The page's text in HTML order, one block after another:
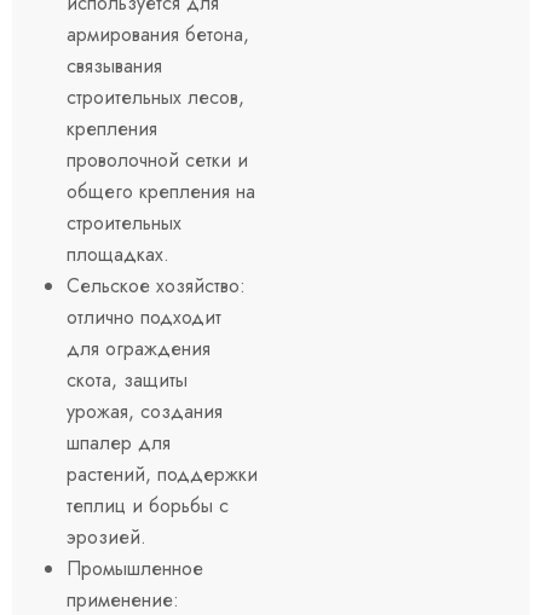
армирования бетона,
связывания
строительных лесов,
крепления
проволочной сетки и
общего крепления на
строительных
площадках.
Сельское хозяйство:
отлично подходит
для ограждения
скота, защиты
урожая, создания
шпалер для
растений, поддержки
теплиц и борьбы с
эрозией.
Промышленное
применение: